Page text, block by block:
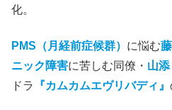
化。
PMS（月経前症候群） に悩む
ニック障害に苦しむ同僚・ 山
ドラ
『カムカムエヴリバディ』